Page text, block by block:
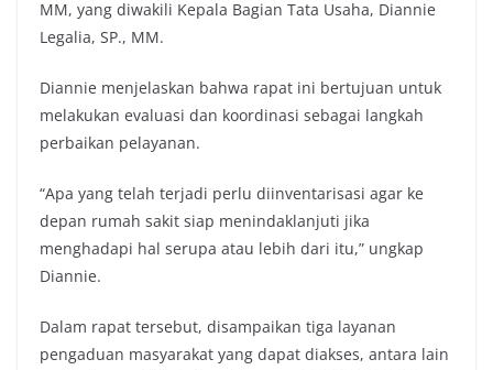
MM, yang diwakili Kepala Bagian Tata Usaha, Diannie
Legalia, SP., MM.
Diannie menjelaskan bahwa rapat ini bertujuan untuk
melakukan evaluasi dan koordinasi sebagai langkah
perbaikan pelayanan.
“Apa yang telah terjadi perlu diinventarisasi agar ke
depan rumah sakit siap menindaklanjuti jika
menghadapi hal serupa atau lebih dari itu,” ungkap
Diannie.
Dalam rapat tersebut, disampaikan tiga layanan
pengaduan masyarakat yang dapat diakses, antara lain